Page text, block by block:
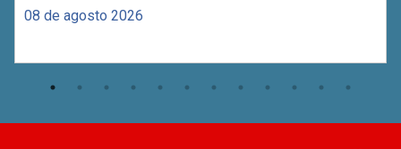
08 de agosto 2026